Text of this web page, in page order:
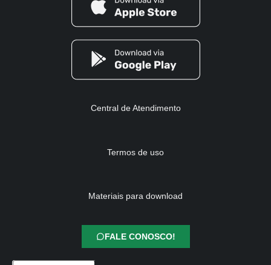
Central de Atendimento
Termos de uso
Materiais para download
FALE CONOSCO!